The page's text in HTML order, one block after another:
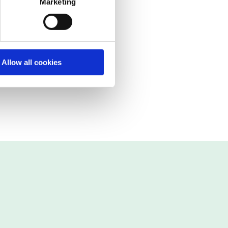
Allow all cookies
unga och
på
?